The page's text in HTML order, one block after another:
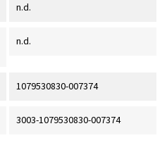
n.d.
n.d.
1079530830-007374
3003-1079530830-007374